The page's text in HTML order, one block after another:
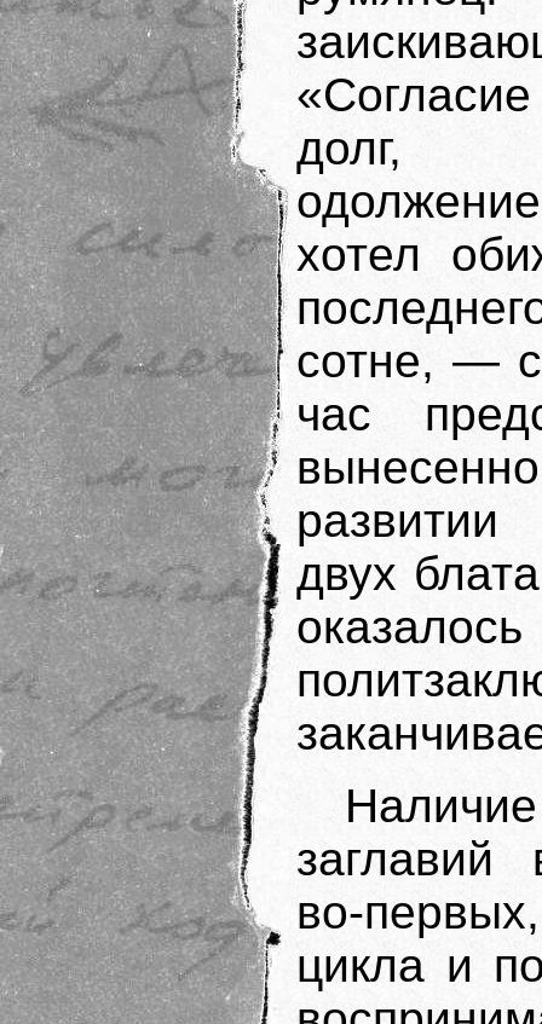
долг,
хотел
сотне, —
час
двух
заглавий
во-
цикла и